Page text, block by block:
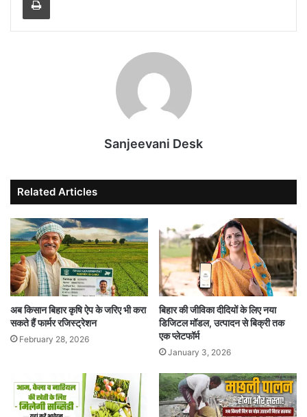
Sanjeevani Desk
Related Articles
अब किसान बिहार कृषि ऐप के जरिए भी करा
सकते हैं फार्मर रजिस्ट्रेशन
February 28, 2026
बिहार की जीविका दीदियों के लिए नया
डिजिटल मॉडल, उत्पादन से बिक्री तक
एक प्लेटफॉर्म
January 3, 2026